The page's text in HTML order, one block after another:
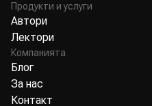
Продукти и услуги
Автори
Лектори
Компанията
Блог
За нас
Контакт